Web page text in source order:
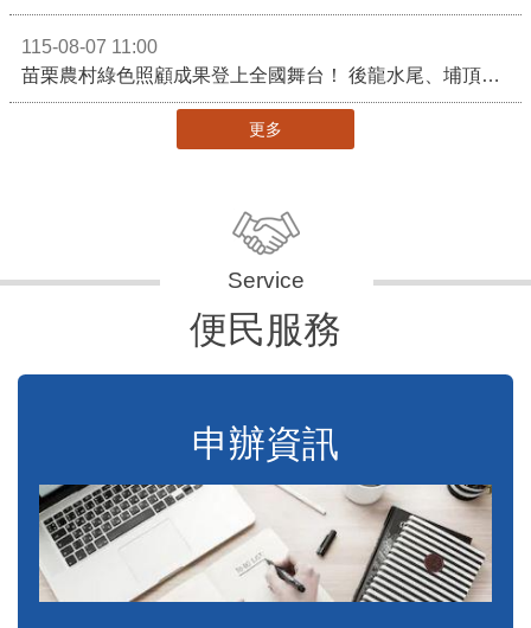
115-08-07 11:00
苗栗農村綠色照顧成果登上全國舞台！ 後龍水尾、埔頂社區前進2026高齡健康產業博覽會
更多
便民服務
申辦資訊